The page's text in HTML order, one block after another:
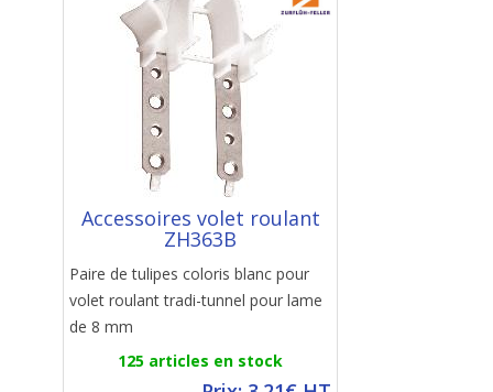
Accessoires volet roulant
ZH363B
Paire de tulipes coloris blanc pour
volet roulant tradi-tunnel pour lame
de 8 mm
125 articles en stock